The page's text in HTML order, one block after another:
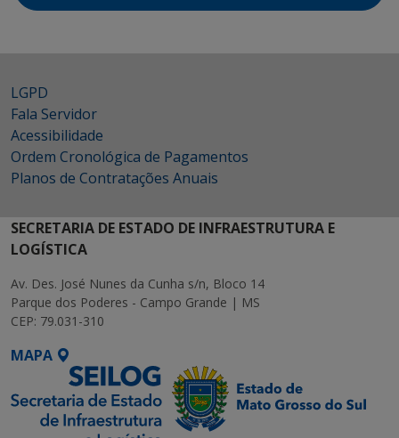
LGPD
Fala Servidor
Acessibilidade
Ordem Cronológica de Pagamentos
Planos de Contratações Anuais
SECRETARIA DE ESTADO DE INFRAESTRUTURA E
LOGÍSTICA
Av. Des. José Nunes da Cunha s/n, Bloco 14
Parque dos Poderes - Campo Grande | MS
CEP: 79.031-310
MAPA